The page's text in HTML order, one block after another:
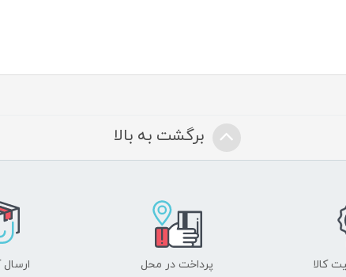
برگشت به بالا
کالا پرداخت در محل ارسال